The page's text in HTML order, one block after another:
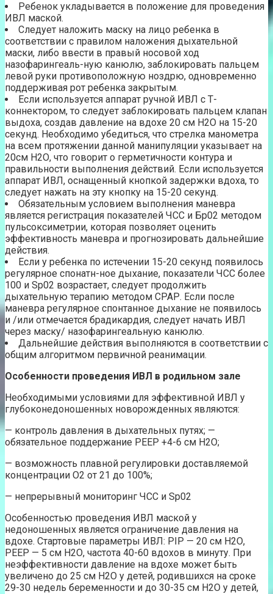
Ребенок укладывается в положение для проведения
ИВЛ маской.
Следует наложить маску на лицо ребенка в
соответствии с правилом наложения дыхательной
маски, либо ввести в правый носовой ход
назофарингеаль-ную канюлю, заблокировать пальцем
левой руки противоположную ноздрю, одновременно
поддерживая рот ребенка закрытым.
Если используется аппарат ручной ИВЛ с Т-
коннектором, то следует заблокировать пальцем клапан
выдоха, создав давление на вдохе 20 см Н2О на 15-20
секунд. Необходимо убедиться, что стрелка манометра
на всем протяжении данной манипуляции указывает на
20см Н2О, что говорит о герметичности контура и
правильности выполнения действий. Если используется
аппарат ИВЛ, оснащенный кнопкой задержки вдоха, то
следует нажать на эту кнопку на 15-20 секунд.
Обязательным условием выполнения маневра
является регистрация показателей ЧСС и Бр02 методом
пульсоксиметрии, которая позволяет оценить
эффективность маневра и прогнозировать дальнейшие
действия.
Если у ребенка по истечении 15-20 секунд появилось
регулярное спонатн-ное дыхание, показатели ЧСС более
100 и Sp02 возрастает, следует продолжить
дыхательную терапию методом СРАР. Если после
маневра регулярное спонтанное дыхание не появилось
и /или отмечается брадикардия, следует начать ИВЛ
через маску/ назофарингеальную канюлю.
Дальнейшие действия выполняются в соответствии с
общим алгоритмом первичной реанимации.
Особенности проведения ИВЛ в родильном зале
Необходимыми условиями для эффективной ИВЛ у
глубоконедоношенных новорожденных являются:
— контроль давления в дыхательных путях; —
обязательное поддержание РЕЕР +4-6 см Н2О;
— возможность плавной регулировки доставляемой
концентрации О2 от 21 до 100%;
— непрерывный мониторинг ЧСС и Sр02
Особенностью проведения ИВЛ маской у
недоношенных является ограничение давления на
вдохе. Стартовые параметры ИВЛ: PIP — 20 см Н2О,
РЕЕР — 5 см Н2О, частота 40-60 вдохов в минуту. При
неэффективности давление на вдохе может быть
увеличено до 25 см Н2О у детей, родившихся на сроке
29-30 недель беременности и до 30-35 см Н2О у детей,